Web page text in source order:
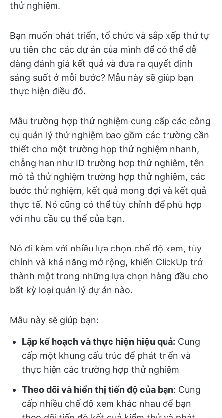
thử nghiệm.
Bạn muốn phát triển, tổ chức và sắp xếp thứ tự
ưu tiên cho các dự án của mình để có thể dễ
dàng đánh giá kết quả và đưa ra quyết định
sáng suốt ở mỗi bước? Mẫu này sẽ giúp bạn
thực hiện điều đó.
Mẫu trường hợp thử nghiệm cung cấp các công
cụ quản lý thử nghiệm bao gồm các trường cần
thiết cho một trường hợp thử nghiệm nhanh,
chẳng hạn như ID trường hợp thử nghiệm, tên
mô tả thử nghiệm trường hợp thử nghiệm, các
bước thử nghiệm, kết quả mong đợi và kết quả
thực tế. Nó cũng có thể tùy chỉnh để phù hợp
với nhu cầu cụ thể của bạn.
Nó đi kèm với nhiều lựa chọn chế độ xem, tùy
chỉnh và khả năng mở rộng, khiến ClickUp trở
thành một trong những lựa chọn hàng đầu cho
bất kỳ loại quản lý dự án nào.
Mẫu này sẽ giúp bạn:
Lập kế hoạch và thực hiện hiệu quả: Cung
cấp một khung cấu trúc để phát triển và
thực hiện các trường hợp thử nghiệm
Theo dõi và hiển thị tiến độ của bạn: Cung
cấp nhiều chế độ xem khác nhau để bạn